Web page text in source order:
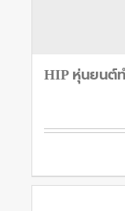
HIP หุ่นยนต์ท